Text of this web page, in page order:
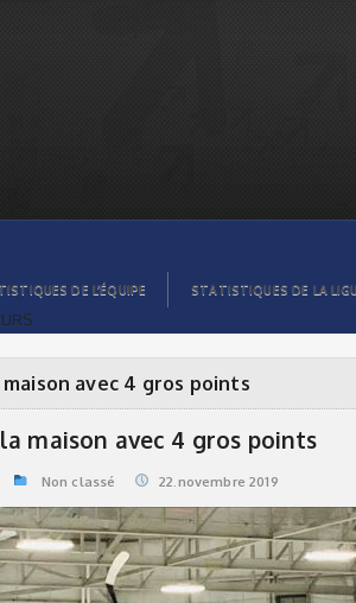
gros points
DE L’ÉQUIPE STATISTIQUES DE LA
avec 4 gros points
maison avec 4 gros points
Non classé 22.novembre 2019